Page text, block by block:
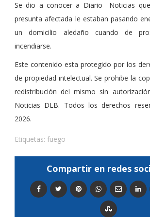
Se dio a conocer a Diario Noticias
presunta afectada le estaban pasando
un domicilio aledaño cuando de
incendiarse.
Este contenido esta protegido por los
de propiedad intelectual. Se prohibe la
redistribución del mismo sin
Noticias DLB. Todos los derechos
2026.
Etiquetas: fuego
Compartir en redes